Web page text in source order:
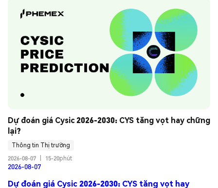
Dự đoán giá Cysic 2026-2030: CYS tăng vọt hay chững
lại?
Thông tin Thị trường
2026-08-07
15-20phút
2026-08-07
Dự đoán giá Cysic 2026-2030: CYS tăng vọt hay